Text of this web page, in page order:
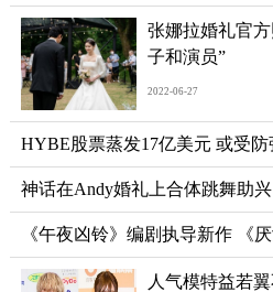
张娜拉婚礼官
子和演员”
2022-06-27
HYBE股票蒸发17亿美元 或受防
神话在Andy婚礼上合体跳舞助
《午夜凶铃》编剧执导新作 《
人气模特益若